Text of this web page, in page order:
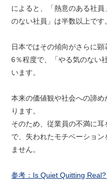
によると、「熱意のある社
のない社員」は半数以上です
日本ではその傾向がさらに
6％程度で、「やる気のない
います。
本来の価値観や社会への諦
ります。
そのため、従業員の不満に
で、失われたモチベーショ
ません。
参考：Is Quiet Quitting